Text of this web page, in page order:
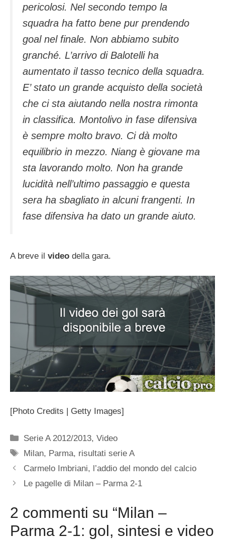
pericolosi. Nel secondo tempo la
squadra ha fatto bene pur prendendo
goal nel finale. Non abbiamo subito
granché. L’arrivo di Balotelli ha
aumentato il tasso tecnico della squadra.
E’ stato un grande acquisto della società
che ci sta aiutando nella nostra rimonta
in classifica. Montolivo in fase difensiva
è sempre molto bravo. Ci dà molto
equilibrio in mezzo. Niang è giovane ma
sta lavorando molto. Non ha grande
lucidità nell’ultimo passaggio e questa
sera ha sbagliato in alcuni frangenti. In
fase difensiva ha dato un grande aiuto.
A breve il video della gara.
[Photo Credits | Getty Images]
Categorie
Serie A 2012/2013,Video
Tag
Milan, Parma, risultati serie A
Carmelo Imbriani, l’addio del mondo del calcio
Le pagelle di Milan – Parma 2-1
2 commenti su “Milan –
Parma 2-1: gol, sintesi e video